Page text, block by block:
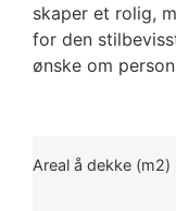
skaper et rolig,
for den
ønske om
Areal å dekke (m2)